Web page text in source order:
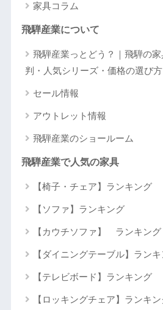
家具コラム
飛騨産業について
飛騨産業っとどう？｜飛騨の
判・人気シリーズ・価格の選び方
セール情報
アウトレット情報
飛騨産業のショールーム
飛騨産業で人気の家具
【椅子・チェア】ランキング
【ソファ】ランキング
【カウチソファ】 ランキング
【ダイニングテーブル】ラン
【テレビボード】ランキング
【ロッキングチェア】ランキ